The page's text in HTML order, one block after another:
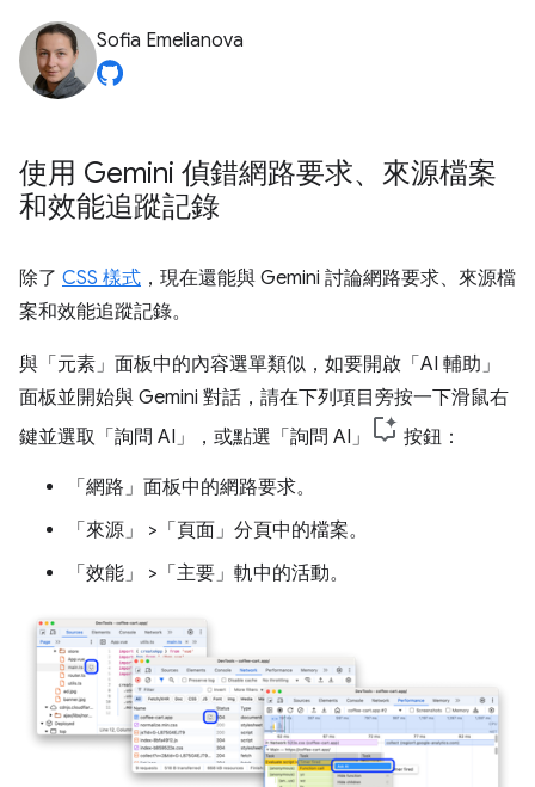
Sofia Emelianova
使用 Gemini 偵錯網路要求、來源檔案
和效能追蹤記錄
除了 CSS 樣式 ，現在還能與 Gemini 討論網路要求、來源檔
案和效能追蹤記錄。
與「元素」 面板中的內容選單類似，如要開啟「AI 輔助」
面板並開始與 Gemini 對話，請在下列項目旁按一下滑鼠右
鍵並選取「詢問 AI」
，或點選「詢問 AI」 按鈕：
「網路」 面板中的網路要求。
「來源」
>「頁面」 分頁中的檔案。
「效能」
>「主要」 軌中的活動。